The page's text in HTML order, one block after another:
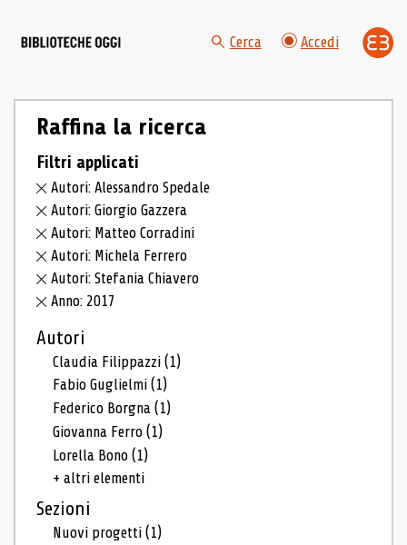
Cerca Accedi
Raffina la ricerca
Filtri applicati
Autori: Alessandro Spedale
Autori: Giorgio Gazzera
Autori: Matteo Corradini
Autori: Michela Ferrero
Autori: Stefania Chiavero
Anno: 2017
Autori
Claudia Filippazzi(1)
Fabio Guglielmi(1)
Federico Borgna(1)
Giovanna Ferro(1)
Lorella Bono(1)
+ altri elementi
Sezioni
Nuovi progetti(1)